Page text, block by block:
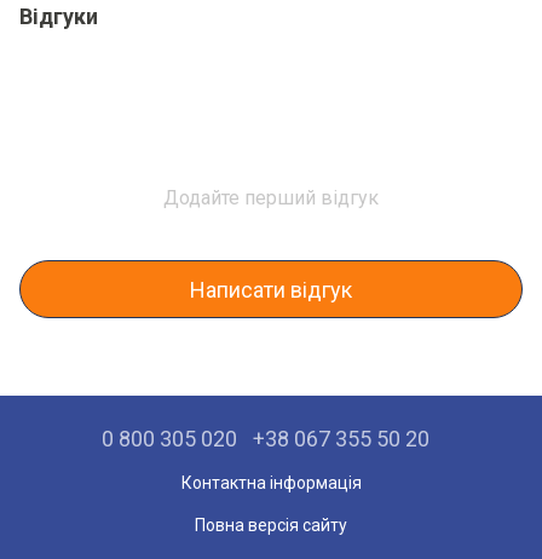
Відгуки
Додайте перший відгук
Написати відгук
0 800 305 020 +38 067 355 50 20
Контактна інформація
Повна версія сайту